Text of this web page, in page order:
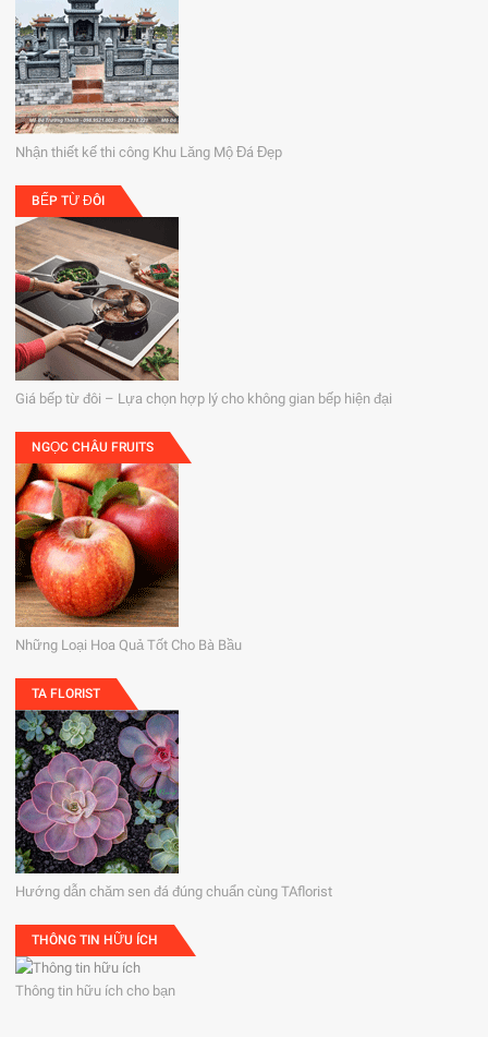
Nhận thiết kế thi công Khu Lăng Mộ Đá Đẹp
BẾP TỪ ĐÔI
Giá bếp từ đôi – Lựa chọn hợp lý cho không gian bếp hiện đại
NGỌC CHÂU FRUITS
Những Loại Hoa Quả Tốt Cho Bà Bầu
TA FLORIST
Hướng dẫn chăm sen đá đúng chuẩn cùng TAflorist
THÔNG TIN HỮU ÍCH
Thông tin hữu ích cho bạn